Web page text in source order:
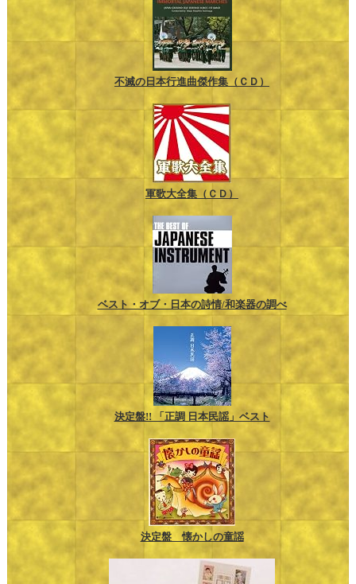
不滅の日本行進曲傑作集（ＣＤ）
軍歌大全集（ＣＤ）
ベスト・オブ・日本の詩情/和楽器の調べ
決定盤!! 「正調 日本民謡」ベスト
決定盤 懐かしの童謡